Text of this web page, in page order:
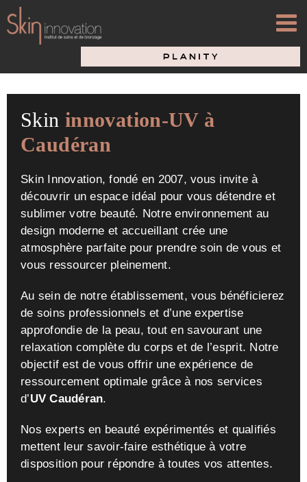
Passer
au
contenu
Skin innovation-UV à
Caudéran
Skin Innovation, fondé en 2007, vous invite à
découvrir un espace idéal pour vous détendre et
sublimer votre beauté. Notre environnement au
design moderne et accueillant crée une
atmosphère parfaite pour prendre soin de vous et
vous ressourcer pleinement.
Au sein de notre établissement, vous bénéficierez
de soins professionnels et d’une expertise
approfondie de la peau, tout en savourant une
relaxation complète du corps et de l’esprit. Notre
objectif est de vous offrir une expérience de
ressourcement optimale grâce à nos services
d’UV Caudéran.
Nos experts en beauté expérimentés et qualifiés
mettent leur savoir-faire esthétique à votre
disposition pour répondre à toutes vos attentes.